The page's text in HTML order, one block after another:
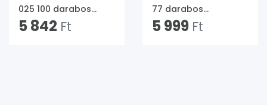
025 100 darabos
csavarhúzó és bit
5 842 Ft
77 darabos
csavarhúzó készlet
5 999 Ft